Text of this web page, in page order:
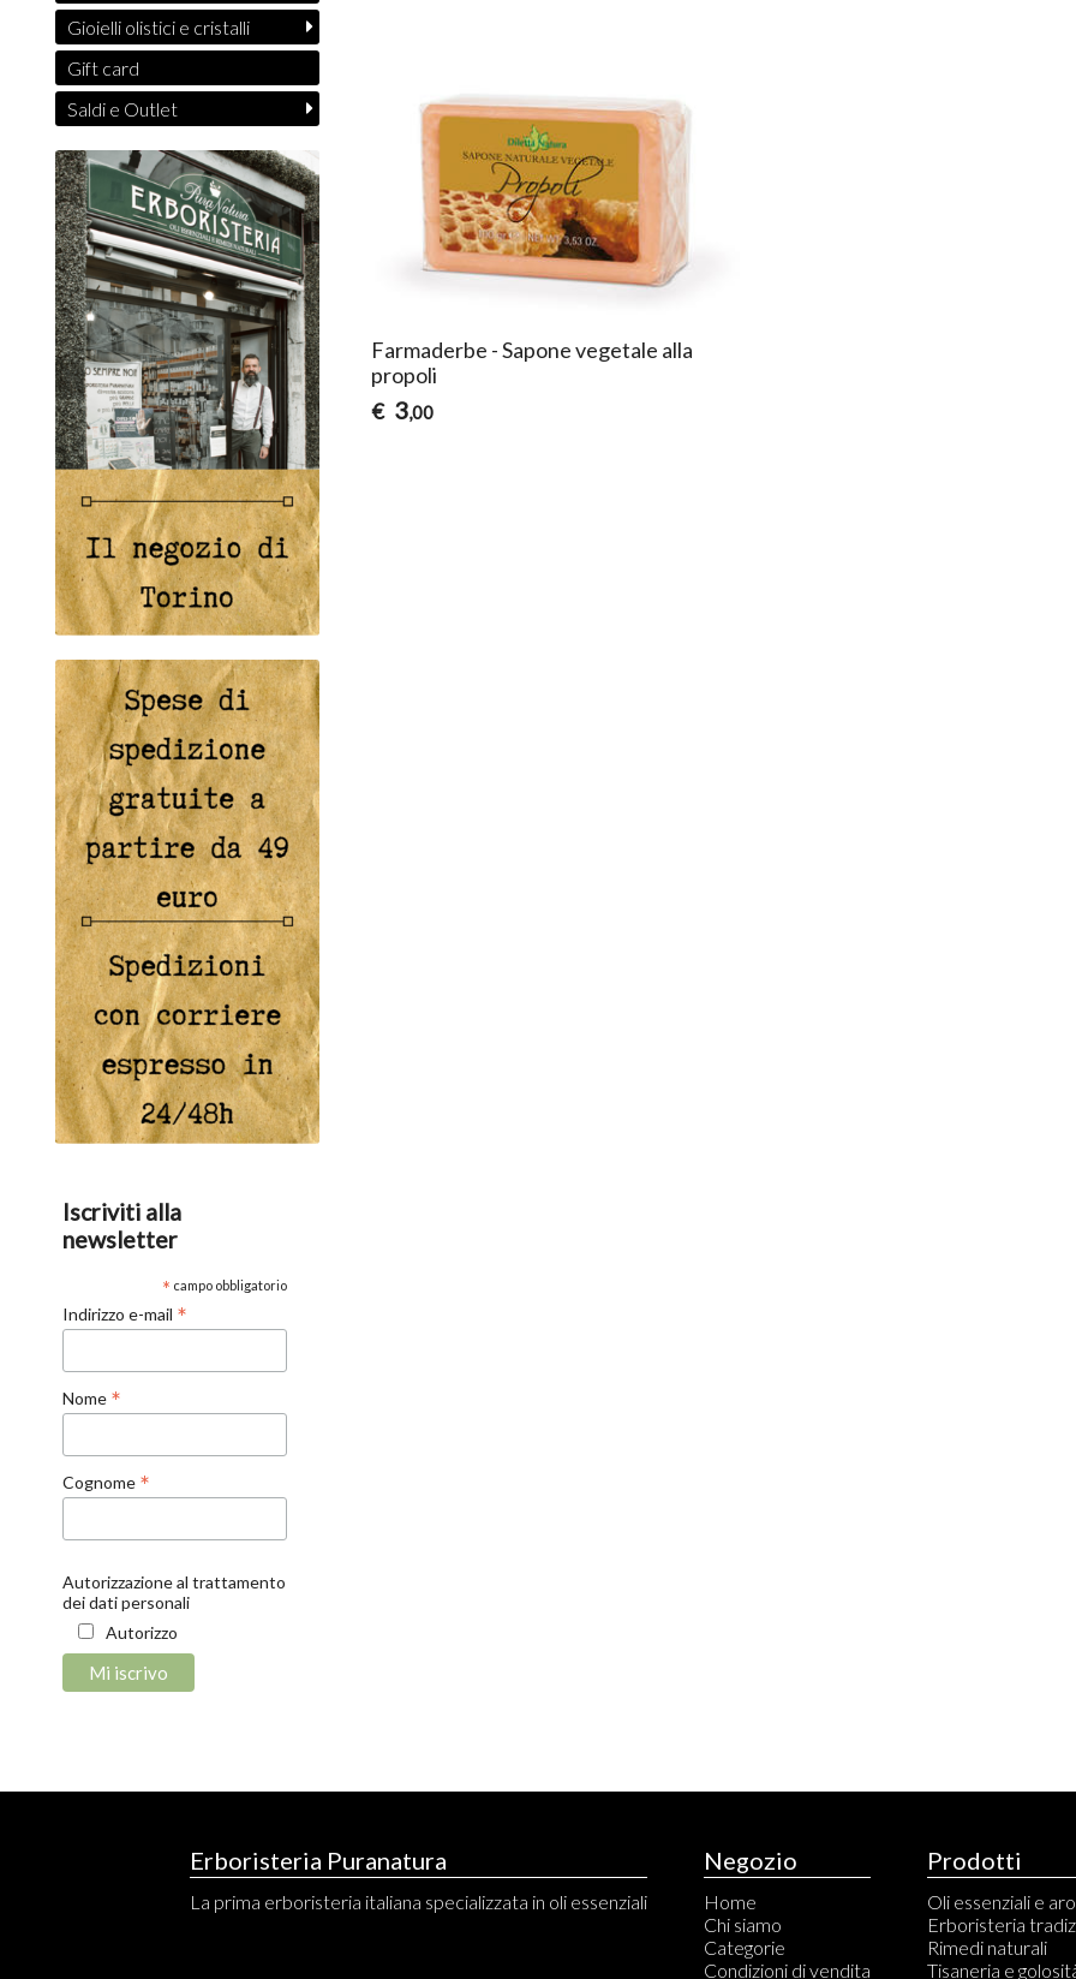
Farmaderbe - Sapone vegetale alla
propoli
€ 3,00
Gioielli olistici e cristalli
Gift card
Saldi e Outlet
Iscriviti alla
newsletter
* campo obbligatorio
Indirizzo e-mail *
Nome *
Cognome *
Autorizzazione al trattamento
dei dati personali
Autorizzo
Erboristeria Puranatura
La prima erboristeria italiana specializzata in oli essenziali
Negozio
Home
Chi siamo
Categorie
Condizioni di vendita
Prodotti
Oli essenziali e
Erboristeria
Rimedi naturali
Tisaneria e